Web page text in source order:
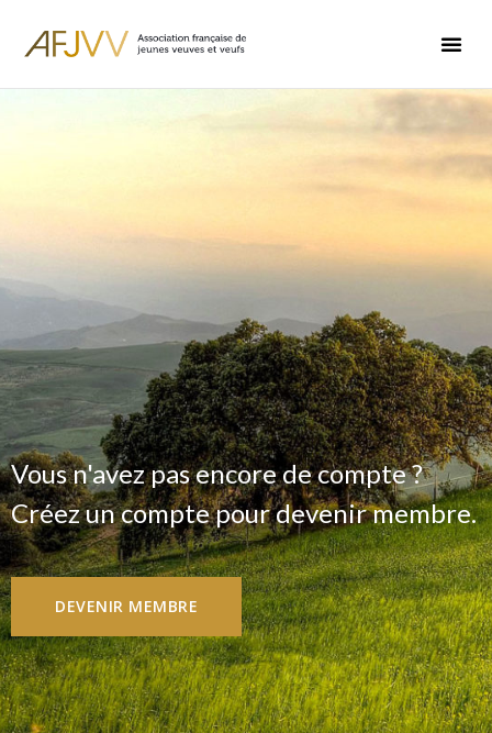
Vous n'avez pas encore de compte ?
Créez un compte pour devenir membre.
DEVENIR MEMBRE